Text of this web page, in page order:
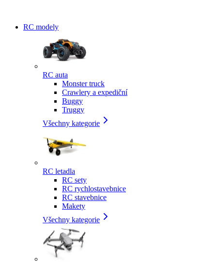
RC modely
RC auta
Monster truck
Crawlery a expediční
Buggy
Truggy
Všechny kategorie
RC letadla
RC sety
RC rychlostavebnice
RC stavebnice
Makety
Všechny kategorie